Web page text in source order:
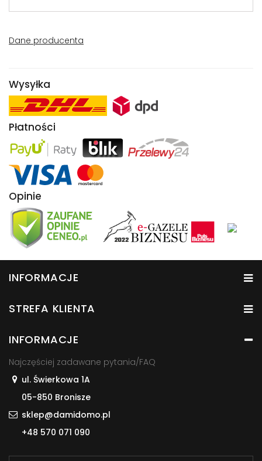
Dane producenta
Wysyłka
Płatności
Opinie
INFORMACJE
STREFA KLIENTA
INFORMACJE
Najczęściej zadawane pytania/FAQ
ul. Świerkowa 1A
05-850 Bronisze
sklep@damidomo.pl
+48 570 071 090